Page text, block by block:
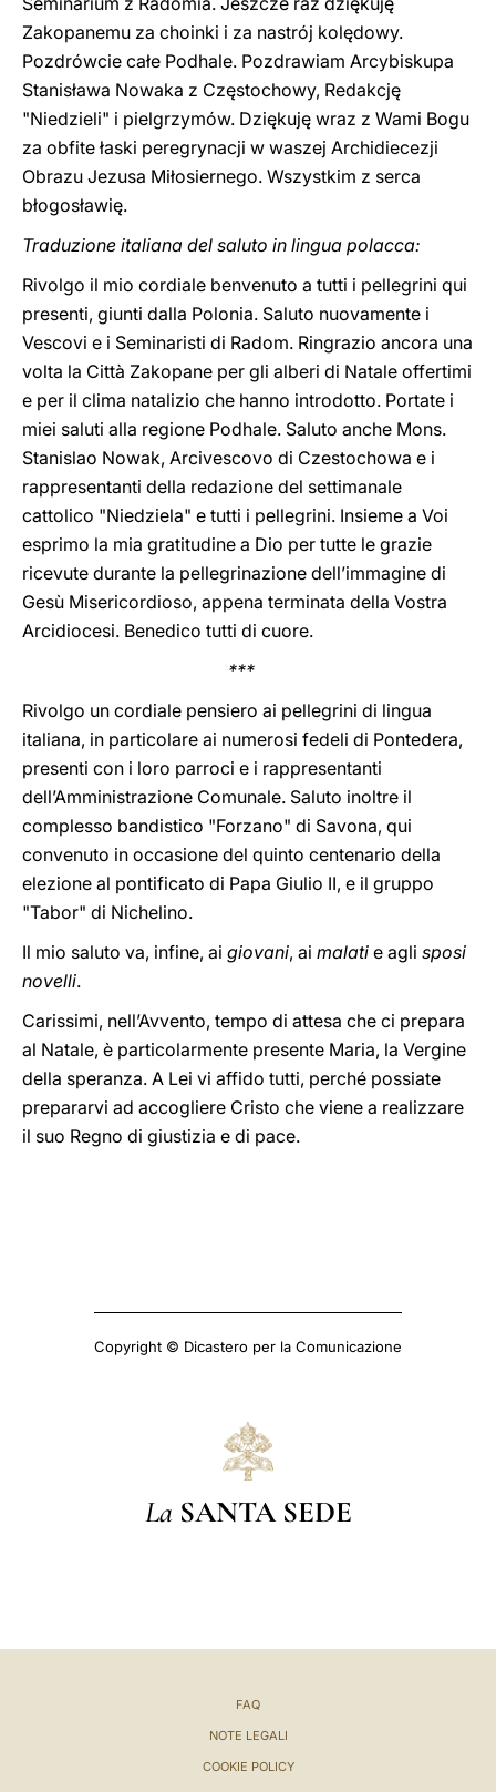
Zakopanemu za choinki i za nastrój kolędowy.
Pozdrówcie całe Podhale. Pozdrawiam Arcybiskupa
Stanisława Nowaka z Częstochowy, Redakcję
"Niedzieli" i pielgrzymów. Dziękuję wraz z Wami Bogu
za obfite łaski peregrynacji w waszej Archidiecezji
Obrazu Jezusa Miłosiernego. Wszystkim z serca
błogosławię.
Traduzione italiana del saluto in lingua polacca:
Rivolgo il mio cordiale benvenuto a tutti i pellegrini qui
presenti, giunti dalla Polonia. Saluto nuovamente i
Vescovi e i Seminaristi di Radom. Ringrazio ancora una
volta la Città Zakopane per gli alberi di Natale offertimi
e per il clima natalizio che hanno introdotto. Portate i
miei saluti alla regione Podhale. Saluto anche Mons.
Stanislao Nowak, Arcivescovo di Czestochowa e i
rappresentanti della redazione del settimanale
cattolico "Niedziela" e tutti i pellegrini. Insieme a Voi
esprimo la mia gratitudine a Dio per tutte le grazie
ricevute durante la pellegrinazione dell’immagine di
Gesù Misericordioso, appena terminata della Vostra
Arcidiocesi. Benedico tutti di cuore.
***
Rivolgo un cordiale pensiero ai pellegrini di lingua
italiana, in particolare ai numerosi fedeli di Pontedera,
presenti con i loro parroci e i rappresentanti
dell’Amministrazione Comunale. Saluto inoltre il
complesso bandistico "Forzano" di Savona, qui
convenuto in occasione del quinto centenario della
elezione al pontificato di Papa Giulio II, e il gruppo
"Tabor" di Nichelino.
Il mio saluto va, infine, ai giovani, ai malati e agli sposi
novelli.
Carissimi, nell’Avvento, tempo di attesa che ci prepara
al Natale, è particolarmente presente Maria, la Vergine
della speranza. A Lei vi affido tutti, perché possiate
prepararvi ad accogliere Cristo che viene a realizzare
il suo Regno di giustizia e di pace.
Copyright © Dicastero per la Comunicazione
La SANTA SEDE
FAQ
NOTE LEGALI
COOKIE POLICY